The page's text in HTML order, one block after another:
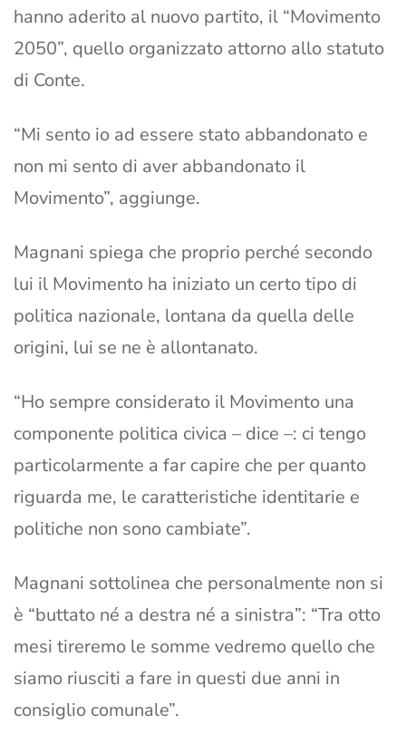
hanno aderito al nuovo partito, il “Movimento
2050”, quello organizzato attorno allo statuto
di Conte.
“Mi sento io ad essere stato abbandonato e
non mi sento di aver abbandonato il
Movimento”, aggiunge.
Magnani spiega che proprio perché secondo
lui il Movimento ha iniziato un certo tipo di
politica nazionale, lontana da quella delle
origini, lui se ne è allontanato.
“Ho sempre considerato il Movimento una
componente politica civica – dice –: ci tengo
particolarmente a far capire che per quanto
riguarda me, le caratteristiche identitarie e
politiche non sono cambiate”.
Magnani sottolinea che personalmente non si
è “buttato né a destra né a sinistra”: “Tra otto
mesi tireremo le somme vedremo quello che
siamo riusciti a fare in questi due anni in
consiglio comunale”.